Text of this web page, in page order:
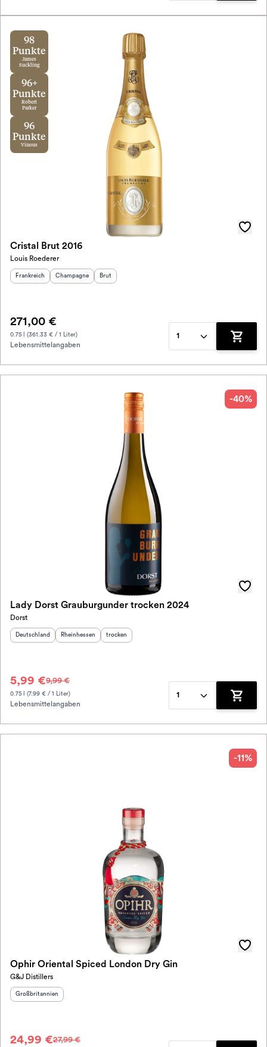
98
Punkte
James
Suckling
96+
Punkte
Robert
Parker
96
Punkte
Vinous
Cristal Brut 2016
Louis Roederer
Herkunftsland
Frankreich Herkunftsregion :
Champagne Geschmack
Brut
271,00 €
0.75 l (361.33 € / 1 Liter)
Lebensmittelangaben
1
Zum
-40%
Lady Dorst Grauburgunder trocken 2024
Dorst
Herkunftsland
Deutschland Herkunftsregion :
Rheinhessen Geschmack
trocken
5,99 €9,99 €
0.75 l (7.99 € / 1 Liter)
Lebensmittelangaben
1
Zum
-11%
Ophir Oriental Spiced London Dry Gin
G&J Distillers
Herkunftsland:
Großbritannien
24,99 €27,99 €